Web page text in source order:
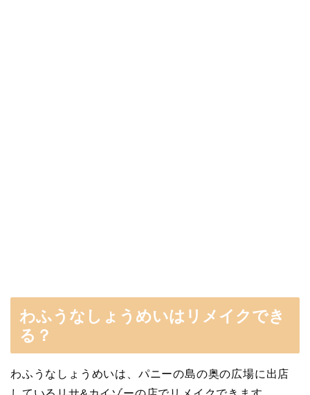
わふうなしょうめいはリメイクでき
る？
わふうなしょうめいは、パニーの島の奥の広場に出店